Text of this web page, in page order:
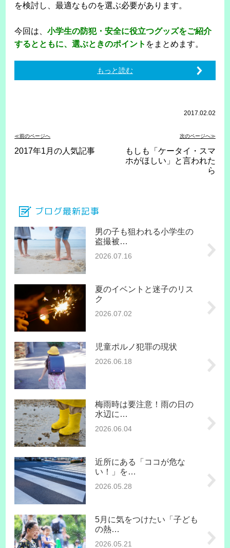
を検討し、最適なものを選ぶ必要があります。
今回は、小学生の防犯・安全に役立つグッズをご紹介
するとともに、選ぶときのポイント をまとめます。
もっと読む
2017.02.02
≪前のページへ 次のページへ≫
2017年1月の人気記事
もしも「ケータイ・スマ
ホがほしい」と言われた
ら
ブログ最新記事
男の子も狙われる小学生の
盗撮被…
2026.07.16
夏のイベントと迷子のリス
ク
2026.07.02
児童ポルノ犯罪の現状
2026.06.18
梅雨時は要注意！雨の日の
水辺に…
2026.06.04
近所にある「ココが危な
い！」を…
2026.05.28
5月に気をつけたい「子ども
の熱…
2026.05.21